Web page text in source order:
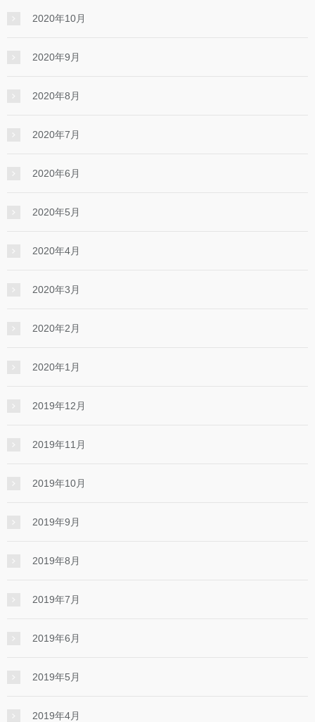
2020年10月
2020年9月
2020年8月
2020年7月
2020年6月
2020年5月
2020年4月
2020年3月
2020年2月
2020年1月
2019年12月
2019年11月
2019年10月
2019年9月
2019年8月
2019年7月
2019年6月
2019年5月
2019年4月